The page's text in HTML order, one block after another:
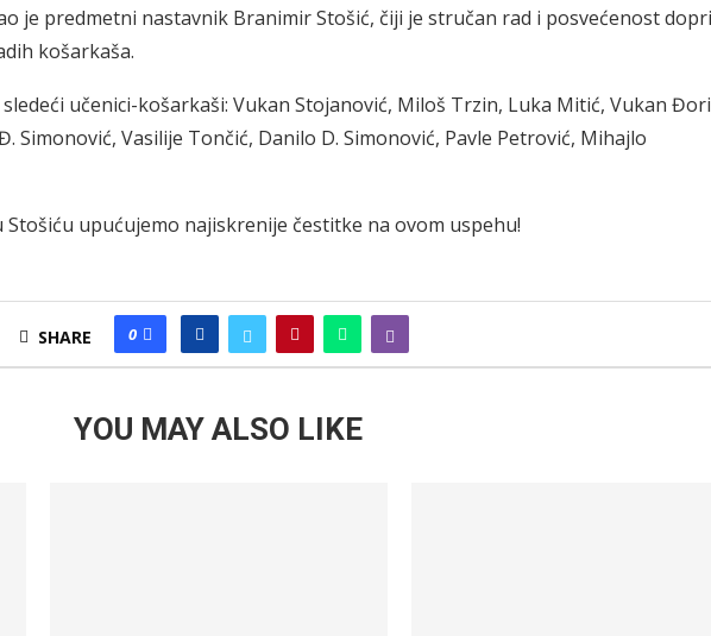
je predmetni nastavnik Branimir Stošić, čiji je stručan rad i posvećenost
košarkaša.
učenici-košarkaši: Vukan Stojanović, Miloš Trzin, Luka Mitić, Vukan
Simonović, Vasilije Tončić, Danilo D. Simonović, Pavle Petrović, Mihajlo
upućujemo najiskrenije čestitke na ovom uspehu!
SHARE 0
YOU MAY ALSO LIKE